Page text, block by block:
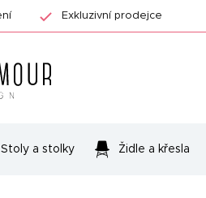
Exkluzivní prodejce
Stoly a stolky Židle a křesla